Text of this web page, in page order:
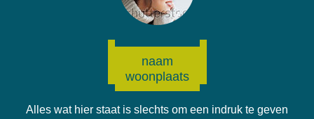
naam
woonplaats
Alles wat hier staat is slechts om een indruk te geven